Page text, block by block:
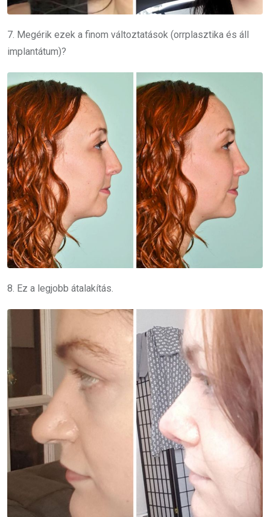
7. Megérik ezek a finom változtatások (orrplasztika és áll
implantátum)?
8. Ez a legjobb átalakítás.